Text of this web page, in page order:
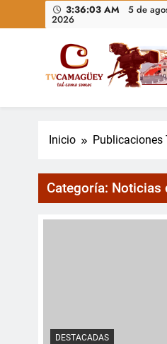
3:36:05 AM 5 de
2026
Televisión
TV Camagüey: canal
Inicio Publicaciones
Categoría: Noticias
DESTACADAS